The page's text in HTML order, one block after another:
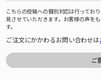
こちらの投稿への個別対応は行ってお
見させていただきます。お客様の声を
す。
ご注文にかかわるお問い合わせは